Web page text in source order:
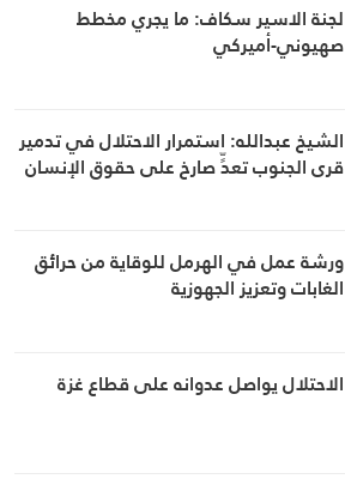
لجنة الاسير سكاف: ما يجري مخطط
صهيوني-أميركي
الشيخ عبدالله: استمرار الاحتلال في تدمير
قرى الجنوب تعدٍّ صارخ على حقوق الإنسان
ورشة عمل في الهرمل للوقاية من حرائق
الغابات وتعزيز الجهوزية
الاحتلال يواصل عدوانه على قطاع غزة